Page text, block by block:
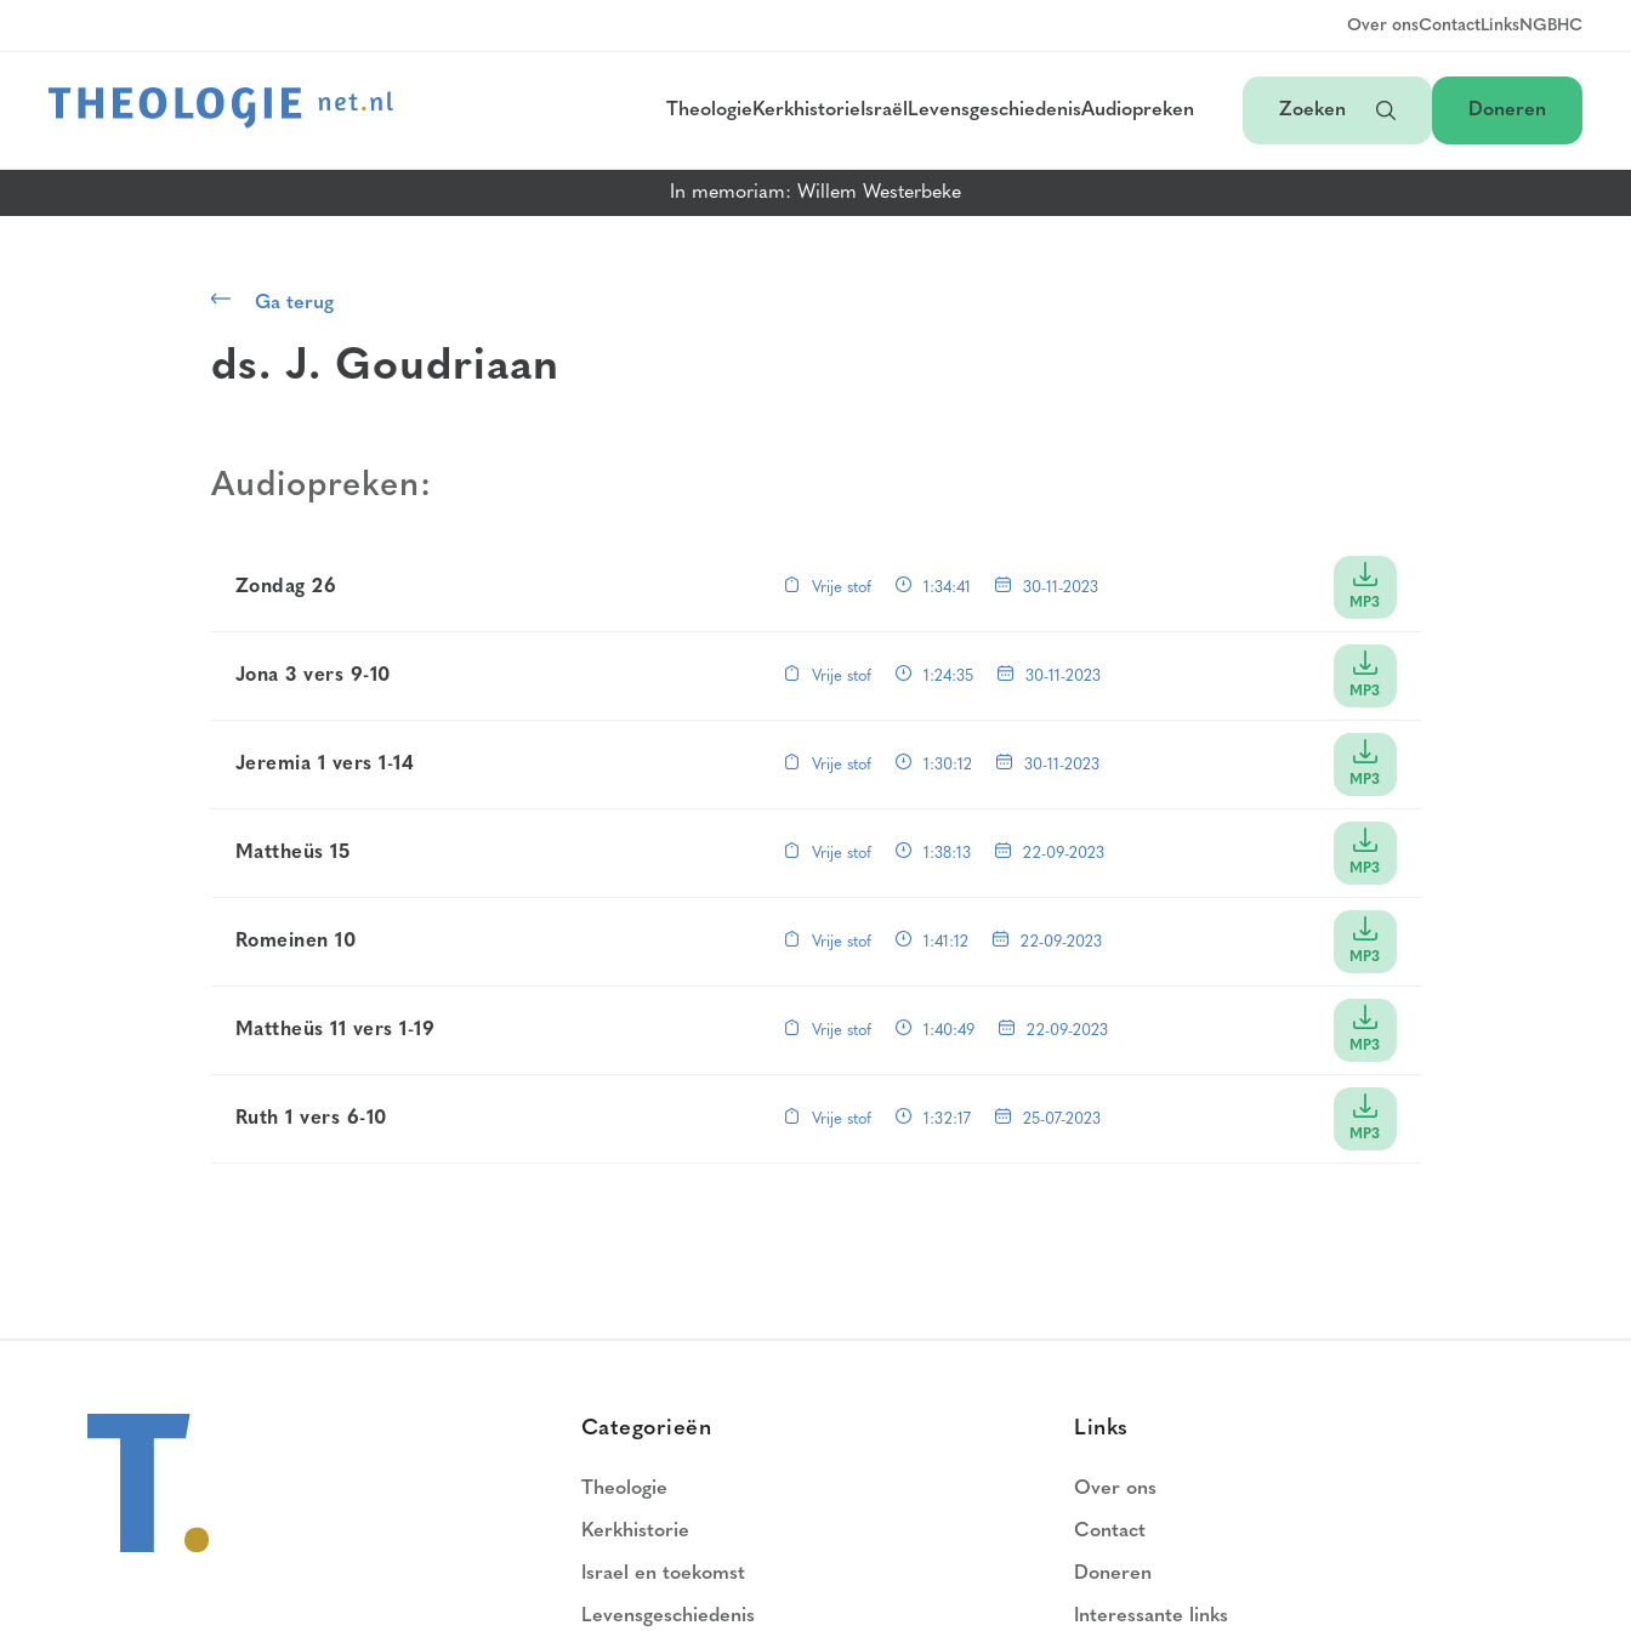
Over onsContactLinksNGBHC
Theologie Kerkhistorie Israël LevensgeschiedenisAudiopreken Zoeken Doneren
In memoriam: Willem Westerbeke
Ga terug
ds. J. Goudriaan
Audiopreken:
Zondag 26 Vrije stof 1:34:41 30-11-2023
MP3
Jona 3 vers 9-10 Vrije stof 1:24:35 30-11-2023
MP3
Jeremia 1 vers 1-14 Vrije stof 1:30:12 30-11-2023
MP3
Mattheüs 15 Vrije stof 1:38:13 22-09-2023
MP3
Romeinen 10 Vrije stof 1:41:12 22-09-2023
MP3
Mattheüs 11 vers 1-19 Vrije stof 1:40:49 22-09-2023
MP3
Ruth 1 vers 6-10 Vrije stof 1:32:17 25-07-2023
MP3
Categorieën
Theologie
Kerkhistorie
Israel en toekomst
Levensgeschiedenis
Links
Over ons
Contact
Doneren
Interessante links